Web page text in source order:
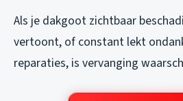
Als je dakgoot zichtbaar
vertoont, of constant lekt
reparaties, is vervanging